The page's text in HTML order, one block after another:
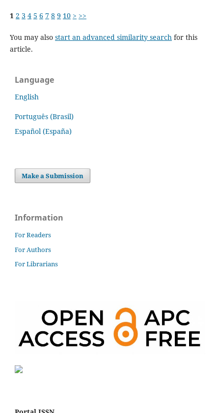
1 2 3 4 5 6 7 8 9 10 > >>
You may also start an advanced similarity search for this
article.
Language
English
Português (Brasil)
Español (España)
Make a Submission
Information
For Readers
For Authors
For Librarians